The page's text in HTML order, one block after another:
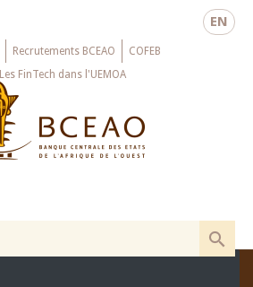
EN
Recrutements BCEAO
COFEB
Les FinTech dans l'UEMOA